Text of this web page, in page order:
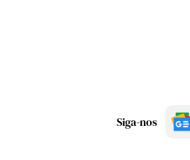
Siga-nos